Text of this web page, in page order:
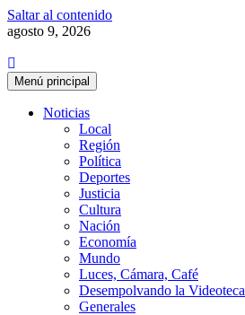
Saltar al contenido
agosto 9, 2026
Menú principal
Noticias
Local
Región
Política
Deportes
Justicia
Cultura
Nación
Economía
Mundo
Luces, Cámara, Café
Desempolvando la Videoteca
Generales